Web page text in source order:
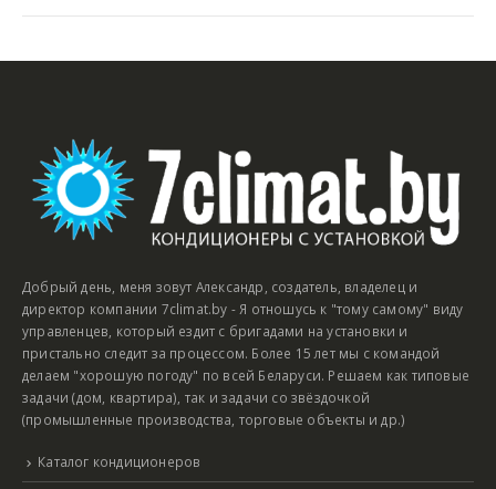
Добрый день, меня зовут Александр, создатель, владелец и
директор компании 7climat.by - Я отношусь к "тому самому" виду
управленцев, который ездит с бригадами на установки и
пристально следит за процессом. Более 15 лет мы с командой
делаем "хорошую погоду" по всей Беларуси. Решаем как типовые
задачи (дом, квартира), так и задачи со звёздочкой
(промышленные производства, торговые объекты и др.)
Каталог кондиционеров